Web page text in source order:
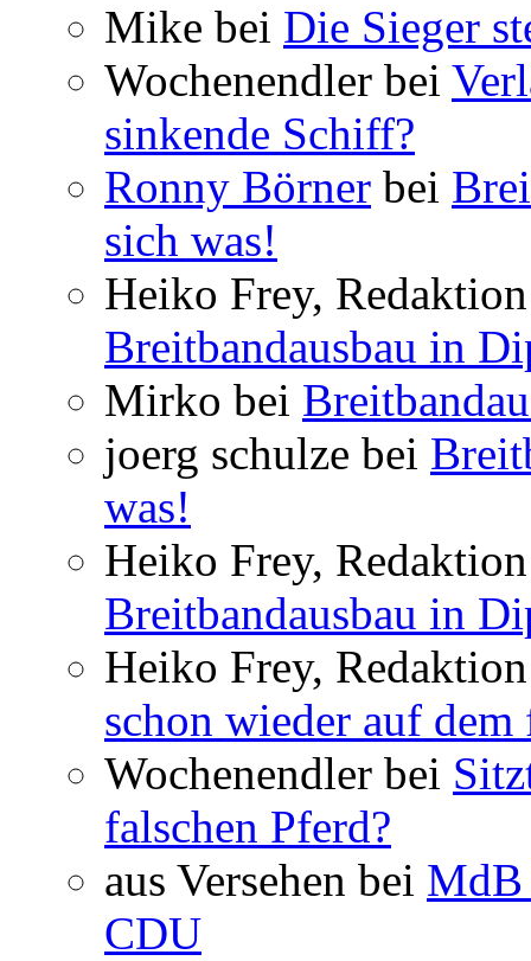
Mike bei Die Sieger
Wochenendler bei
sinkende Schiff?
Ronny Börner bei
sich was!
Heiko Frey,
Breitbandausbau in
Mirko bei
joerg schulze bei
was!
Heiko Frey,
Breitbandausbau in
Heiko Frey,
schon wieder auf dem
Wochenendler bei
falschen Pferd?
aus Versehen bei MdB
CDU